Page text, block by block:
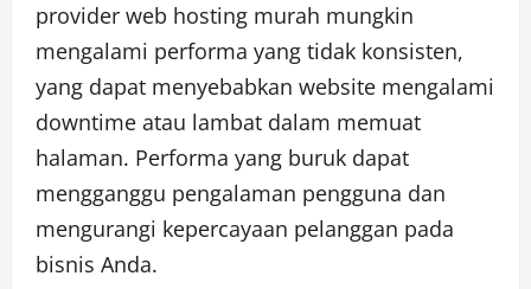
provider web hosting murah mungkin
mengalami performa yang tidak konsisten,
yang dapat menyebabkan website mengalami
downtime atau lambat dalam memuat
halaman. Performa yang buruk dapat
mengganggu pengalaman pengguna dan
mengurangi kepercayaan pelanggan pada
bisnis Anda.